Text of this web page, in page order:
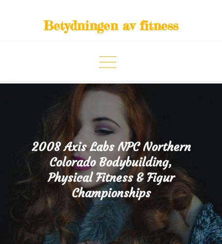
Betydningen av fitness
2008 Axis Labs NPC Northern
Colorado Bodybuilding,
Physical Fitness & Figur
Championships